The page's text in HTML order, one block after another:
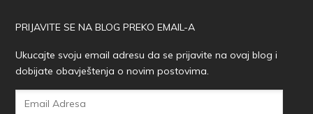
PRIJAVITE SE NA BLOG PREKO EMAIL-A
Ukucajte svoju email adresu da se prijavite na ovaj blog i
dobijate obavještenja o novim postovima.